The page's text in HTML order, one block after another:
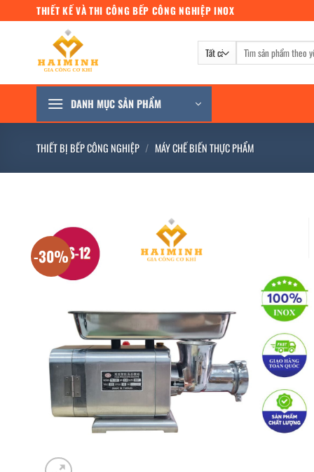
qua
THIẾT KẾ VÀ THI CÔNG BẾP CÔNG NGHIỆP INOX
Tìm
kiếm:
DANH MỤC SẢN PHẨM
THIẾT BỊ BẾP CÔNG NGHIỆP / MÁY CHẾ BIẾN THỰC PHẨM
-30%